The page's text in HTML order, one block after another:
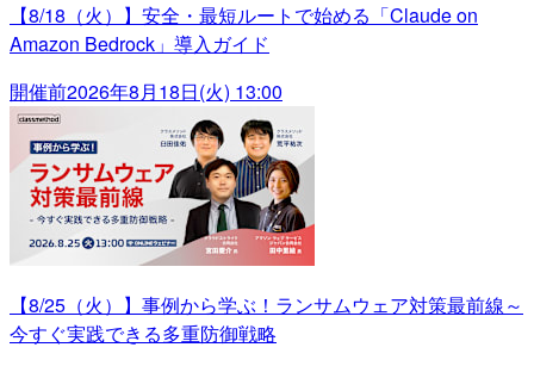
【8/18（火）】安全・最短ルートで始める「Claude on
Amazon Bedrock」導入ガイド
開催前2026年8月18日(火) 13:00
【8/25（火）】事例から学ぶ！ランサムウェア対策最前線～
今すぐ実践できる多重防御戦略